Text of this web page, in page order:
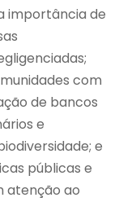
importância de
com
de bancos
e
e
públicas e
atenção ao